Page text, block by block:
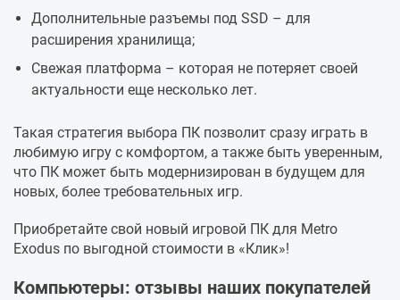
Дополнительные разъемы под SSD – для
расширения хранилища;
Свежая платформа – которая не потеряет своей
актуальности еще несколько лет.
Такая стратегия выбора ПК позволит сразу играть в
любимую игру с комфортом, а также быть уверенным,
что ПК может быть модернизирован в будущем для
новых, более требовательных игр.
Приобретайте свой новый игровой ПК для Metro
Exodus по выгодной стоимости в «Клик»!
Компьютеры: отзывы наших покупателей